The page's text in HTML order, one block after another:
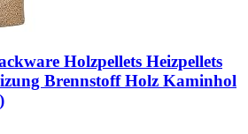
Holzpellets Heizpellets
Brennstoff Holz Kaminhol